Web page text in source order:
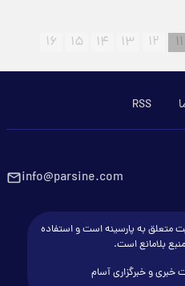
۱۱ ۱۲ ۱۳ ۱۴ ۱۵ ۱۶
RSS
info@parsine.com
متعلق به پارسینه است و استفاده
بلامانع است.
خبری و خبرگزاری آسام